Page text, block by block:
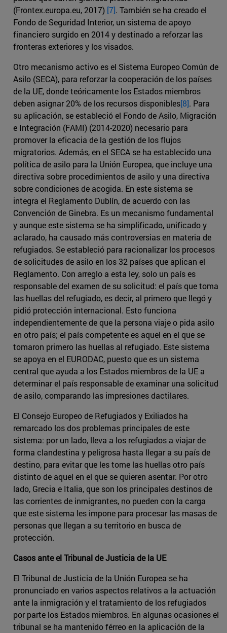
(Frontex.europa.eu, 2017) [7]. También se ha creado el
Fondo de Seguridad Interior, un sistema de apoyo
financiero surgido en 2014 y destinado a reforzar las
fronteras exteriores y los visados.
Otro mecanismo activo es el Sistema Europeo Común de
Asilo (SECA), para reforzar la cooperación de los países
de la UE, donde teóricamente los Estados miembros
deben asignar 20% de los recursos disponibles[8]. Para
su aplicación, se estableció el Fondo de Asilo, Migración
e Integración (FAMI) (2014-2020) necesario para
promover la eficacia de la gestión de los flujos
migratorios. Además, en el SECA se ha establecido una
política de asilo para la Unión Europea, que incluye una
directiva sobre procedimientos de asilo y una directiva
sobre condiciones de acogida. En este sistema se
integra el Reglamento Dublín, de acuerdo con las
Convención de Ginebra. Es un mecanismo fundamental
y aunque este sistema se ha simplificado, unificado y
aclarado, ha causado más controversias en materia de
refugiados. Se estableció para racionalizar los procesos
de solicitudes de asilo en los 32 países que aplican el
Reglamento. Con arreglo a esta ley, solo un país es
responsable del examen de su solicitud: el país que toma
las huellas del refugiado, es decir, al primero que llegó y
pidió protección internacional. Esto funciona
independientemente de que la persona viaje o pida asilo
en otro país; el país competente es aquel en el que se
tomaron primero las huellas al refugiado. Este sistema
se apoya en el EURODAC, puesto que es un sistema
central que ayuda a los Estados miembros de la UE a
determinar el país responsable de examinar una solicitud
de asilo, comparando las impresiones dactilares.
El Consejo Europeo de Refugiados y Exiliados ha
remarcado los dos problemas principales de este
sistema: por un lado, lleva a los refugiados a viajar de
forma clandestina y peligrosa hasta llegar a su país de
destino, para evitar que les tome las huellas otro país
distinto de aquel en el que se quieren asentar. Por otro
lado, Grecia e Italia, que son los principales destinos de
las corrientes de inmigrantes, no pueden con la carga
que este sistema les impone para procesar las masas de
personas que llegan a su territorio en busca de
protección.
Casos ante el Tribunal de Justicia de la UE
El Tribunal de Justicia de la Unión Europea se ha
pronunciado en varios aspectos relativos a la actuación
ante la inmigración y el tratamiento de los refugiados
por parte los Estados miembros. En algunas ocasiones el
tribunal se ha mantenido férreo en la aplicación de la